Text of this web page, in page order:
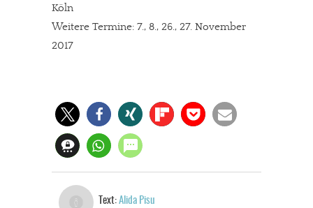
Köln
Weitere Termine: 7., 8., 26., 27. November
2017
Text: Alida Pisu